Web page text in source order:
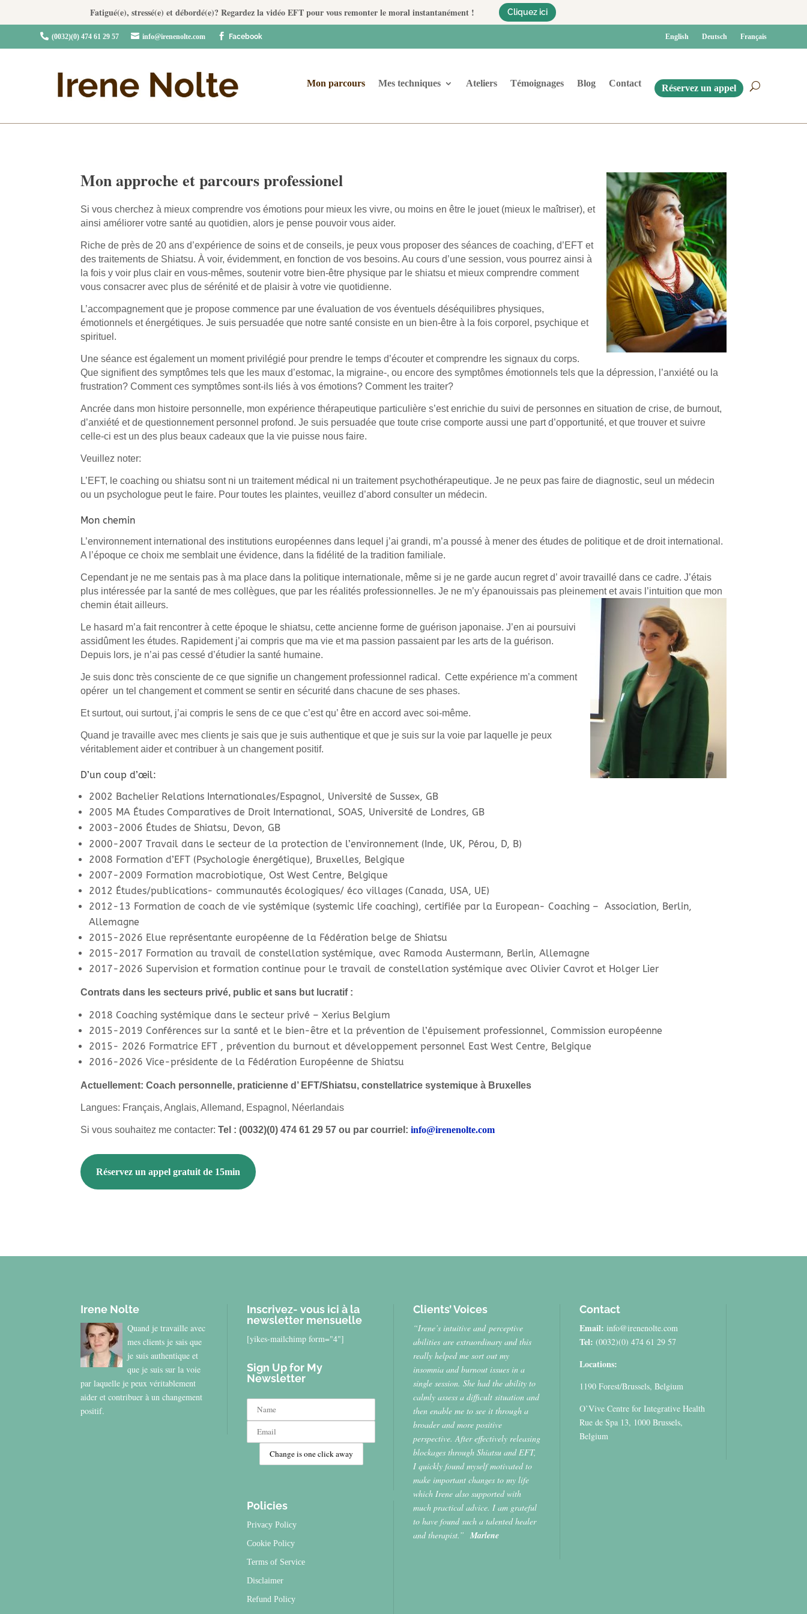
Fatigué(e), stressé(e) et débordé(e)? Regardez la vidéo EFT pour vous remonter le moral instantanément ! Cliquez ici
 (0032)(0) 474 61 29 57  info@irenenolte.com  Facebook English Deutsch Français
Mon parcours Mes techniques Ateliers Témoignages Blog Contact Réservez un appel
Mon approche et parcours professionel
Si vous cherchez à mieux comprendre vos émotions pour mieux les vivre, ou moins en être le jouet (mieux le maîtriser), et
ainsi améliorer votre santé au quotidien, alors je pense pouvoir vous aider.
Riche de près de 20 ans d’expérience de soins et de conseils, je peux vous proposer des séances de coaching, d’EFT et
des traitements de Shiatsu. À voir, évidemment, en fonction de vos besoins. Au cours d’une session, vous pourrez ainsi à
la fois y voir plus clair en vous-mêmes, soutenir votre bien-être physique par le shiatsu et mieux comprendre comment
vous consacrer avec plus de sérénité et de plaisir à votre vie quotidienne.
L’accompagnement que je propose commence par une évaluation de vos éventuels déséquilibres physiques,
émotionnels et énergétiques. Je suis persuadée que notre santé consiste en un bien-être à la fois corporel, psychique et
spirituel.
Une séance est également un moment privilégié pour prendre le temps d’écouter et comprendre les signaux du corps.
Que signifient des symptômes tels que les maux d’estomac, la migraine-, ou encore des symptômes émotionnels tels que la dépression, l’anxiété ou la
frustration? Comment ces symptômes sont-ils liés à vos émotions? Comment les traiter?
Ancrée dans mon histoire personnelle, mon expérience thérapeutique particulière s’est enrichie du suivi de personnes en situation de crise, de burnout,
d’anxiété et de questionnement personnel profond. Je suis persuadée que toute crise comporte aussi une part d’opportunité, et que trouver et suivre
celle-ci est un des plus beaux cadeaux que la vie puisse nous faire.
Veuillez noter:
L’EFT, le coaching ou shiatsu sont ni un traitement médical ni un traitement psychothérapeutique. Je ne peux pas faire de diagnostic, seul un médecin
ou un psychologue peut le faire. Pour toutes les plaintes, veuillez d’abord consulter un médecin.
Mon chemin
L’environnement international des institutions européennes dans lequel j’ai grandi, m’a poussé à mener des études de politique et de droit international.
A l’époque ce choix me semblait une évidence, dans la fidélité de la tradition familiale.
Cependant je ne me sentais pas à ma place dans la politique internationale, même si je ne garde aucun regret d’ avoir travaillé dans ce cadre. J’étais
plus intéressée par la santé de mes collègues, que par les réalités professionnelles. Je ne m’y épanouissais pas pleinement et avais l’intuition que mon
chemin était ailleurs.
Le hasard m’a fait rencontrer à cette époque le shiatsu, cette ancienne forme de guérison japonaise. J’en ai poursuivi
assidûment les études. Rapidement j’ai compris que ma vie et ma passion passaient par les arts de la guérison.
Depuis lors, je n’ai pas cessé d’étudier la santé humaine.
Je suis donc très consciente de ce que signifie un changement professionnel radical. Cette expérience m’a comment
opérer un tel changement et comment se sentir en sécurité dans chacune de ses phases.
Et surtout, oui surtout, j’ai compris le sens de ce que c’est qu’ être en accord avec soi-même.
Quand je travaille avec mes clients je sais que je suis authentique et que je suis sur la voie par laquelle je peux
véritablement aider et contribuer à un changement positif.
D’un coup d’œil:
2002 Bachelier Relations Internationales/Espagnol, Université de Sussex, GB
2005 MA Études Comparatives de Droit International, SOAS, Université de Londres, GB
2003-2006 Études de Shiatsu, Devon, GB
2000-2007 Travail dans le secteur de la protection de l’environnement (Inde, UK, Pérou, D, B)
2008 Formation d’EFT (Psychologie énergétique), Bruxelles, Belgique
2007-2009 Formation macrobiotique, Ost West Centre, Belgique
2012 Études/publications- communautés écologiques/ éco villages (Canada, USA, UE)
2012-13 Formation de coach de vie systémique (systemic life coaching), certifiée par la European- Coaching – Association, Berlin,
Allemagne
2015-2026 Elue représentante européenne de la Fédération belge de Shiatsu
2015-2017 Formation au travail de constellation systémique, avec Ramoda Austermann, Berlin, Allemagne
2017-2026 Supervision et formation continue pour le travail de constellation systémique avec Olivier Cavrot et Holger Lier
Contrats dans les secteurs privé, public et sans but lucratif :
2018 Coaching systémique dans le secteur privé – Xerius Belgium
2015-2019 Conférences sur la santé et le bien-être et la prévention de l’épuisement professionnel, Commission européenne
2015- 2026 Formatrice EFT , prévention du burnout et développement personnel East West Centre, Belgique
2016-2026 Vice-présidente de la Fédération Européenne de Shiatsu
Actuellement: Coach personnelle, praticienne d’ EFT/Shiatsu, constellatrice systemique à Bruxelles
Langues: Français, Anglais, Allemand, Espagnol, Néerlandais
Si vous souhaitez me contacter:Tel : (0032)(0) 474 61 29 57 ou par courriel:info@irenenolte.com
Réservez un appel gratuit de 15min
Irene Nolte
Quand je travaille avec
mes clients je sais que
je suis authentique et
que je suis sur la voie
par laquelle je peux véritablement
aider et contribuer à un changement
positif.
Inscrivez- vous ici à la
newsletter mensuelle
[yikes-mailchimp form="4"]
Sign Up for My
Newsletter
Policies
Privacy Policy
Cookie Policy
Terms of Service
Disclaimer
Refund Policy
Clients’ Voices
“Irene’s intuitive and perceptive
abilities are extraordinary and this
really helped me sort out my
insomnia and burnout issues in a
single session. She had the ability to
calmly assess a difficult situation and
then enable me to see it through a
broader and more positive
perspective. After effectively releasing
blockages through Shiatsu and EFT,
I quickly found myself motivated to
make important changes to my life
which Irene also supported with
much practical advice. I am grateful
to have found such a talented healer
and therapist.”Marlene
Contact
Email: info@irenenolte.com
Tel: (0032)(0) 474 61 29 57
Locations:
1190 Forest/Brussels, Belgium
O’Vive Centre for Integrative Health
Rue de Spa 13, 1000 Brussels,
Belgium